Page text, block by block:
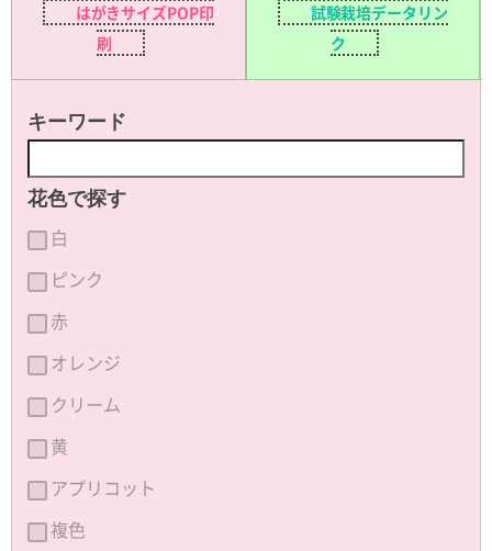
はがきサイズPOP印
刷
試験栽培データリン
ク
キーワード
花色で探す
白
ピンク
赤
オレンジ
クリーム
黄
アプリコット
複色